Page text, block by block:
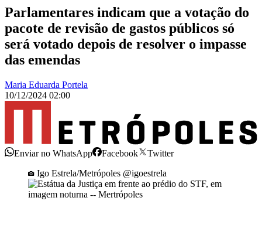
Parlamentares indicam que a votação do
pacote de revisão de gastos públicos só
será votado depois de resolver o impasse
das emendas
Maria Eduarda Portela
10/12/2024 02:00
Enviar no WhatsApp Facebook
Twitter
Igo Estrela/Metrópoles @igoestrela